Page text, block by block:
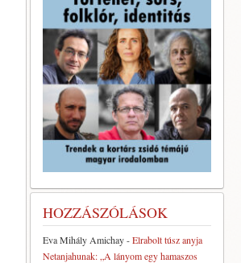
HOZZÁSZÓLÁSOK
Eva Mihály Amichay-Elrabolt túsz anyja
Netanjahunak: „A lányom egy hamaszos